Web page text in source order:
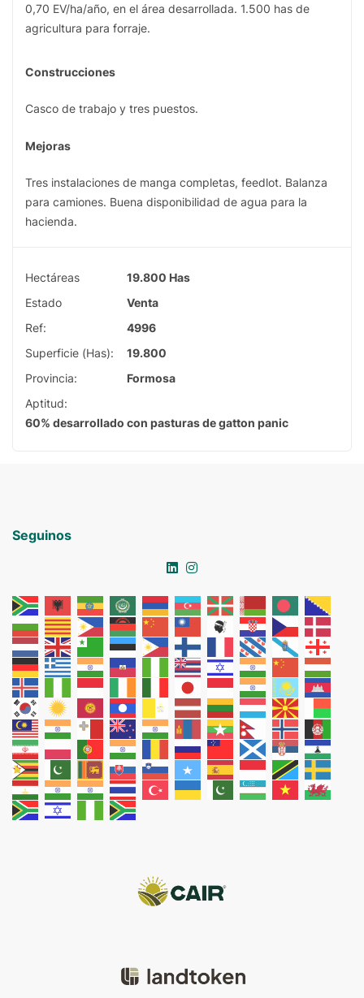
0,70 EV/ha/año, en el área desarrollada. 1.500 has de
agricultura para forraje.
Construcciones
Casco de trabajo y tres puestos.
Mejoras
Tres instalaciones de manga completas, feedlot. Balanza
para camiones. Buena disponibilidad de agua para la
hacienda.
Hectáreas
19.800 Has
Estado
Venta
Ref:
4996
Superficie (Has):
19.800
Provincia:
Formosa
Aptitud:
60% desarrollado con pasturas de gatton panic
Seguinos